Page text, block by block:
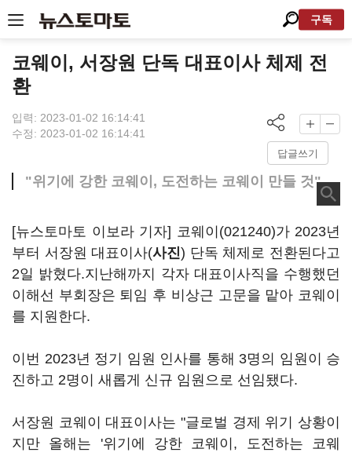
구독
코웨이, 서장원 단독 대표이사 체제 전
환
입력: 2023-01-02 16:14:41
수정: 2023-01-02 16:14:41
답글쓰기
"위기에 강한 코웨이, 도전하는 코웨이 만들 것"
[뉴스토마토 이보라 기자] 코웨이(021240)가 2023년
부터 서장원 대표이사(사진) 단독 체제로 전환된다고
2일 밝혔다.지난해까지 각자 대표이사직을 수행했던
이해선 부회장은 퇴임 후 비상근 고문을 맡아 코웨이
를 지원한다.
이번 2023년 정기 임원 인사를 통해 3명의 임원이 승
진하고 2명이 새롭게 신규 임원으로 선임됐다.
서장원 코웨이 대표이사는 "글로벌 경제 위기 상황이
지만 올해는 '위기에 강한 코웨이, 도전하는 코웨